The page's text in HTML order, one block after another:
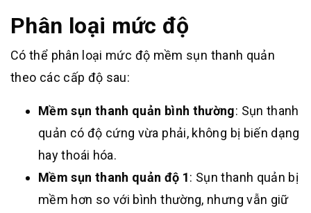
Phân loại mức độ
Có thể phân loại mức độ mềm sụn thanh quản
theo các cấp độ sau:
Mềm sụn thanh quản bình thường: Sụn thanh
quản có độ cứng vừa phải, không bị biến dạng
hay thoái hóa.
Mềm sụn thanh quản độ 1: Sụn thanh quản bị
mềm hơn so với bình thường, nhưng vẫn giữ